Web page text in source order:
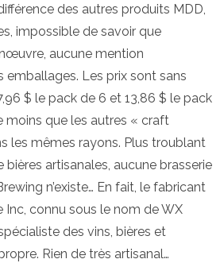
des autres produits MDD,
impossible de savoir que
aucune mention
emballages. Les prix sont sans
$ le pack de 6 et 13,86 $ le pack
moins que les autres « craft
les mêmes rayons. Plus troublant
artisanales, aucune brasserie
n’existe… En fait, le fabricant
Inc, connu sous le nom de WX
des vins, bières et
Rien de très artisanal…